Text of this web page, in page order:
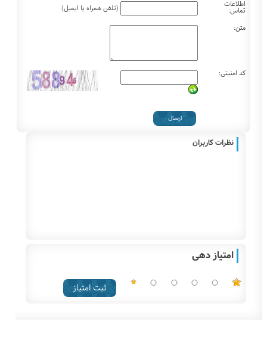
اطلاعات
تماس:
(تلفن همراه یا ایمیل)
متن:
کد امنیتی:
نظرات کاربران
امتیاز دهی